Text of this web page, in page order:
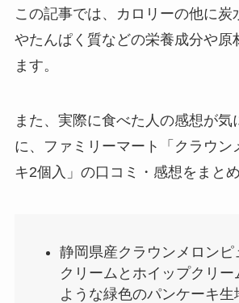
この記事では、カロリーの他に炭
やたんぱく質などの栄養成分や原
ます。
また、実際に食べた人の感想が気
に、ファミリーマート「クラウン
キ2個入」の口コミ・感想をまとめ
静岡県産クラウンメロンピ
クリームとホイップクリ
ような緑色のパンケーキ